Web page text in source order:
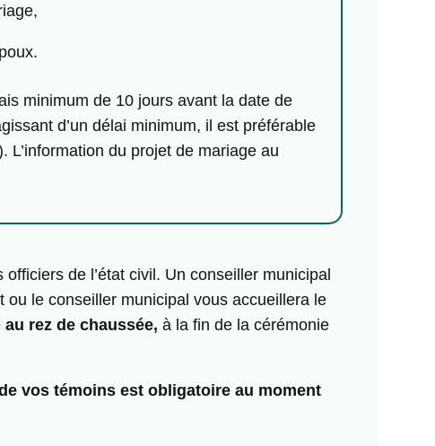
minimum de 10 jours avant la date de
d’un délai minimum, il est préférable
du projet de mariage au
de l’état civil. Un conseiller municipal
le conseiller municipal vous accueillera le
au rez de chaussée, à la fin de la cérémonie
vos témoins est obligatoire au moment